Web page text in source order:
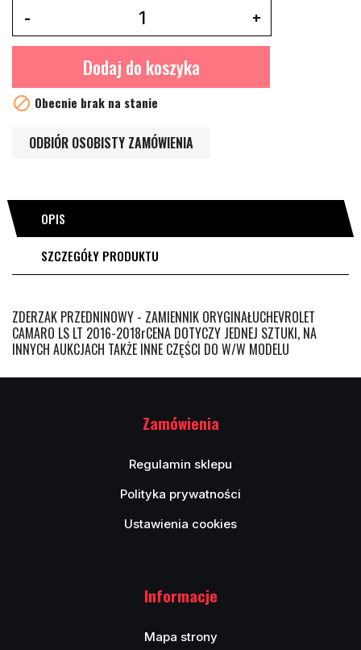
Dodaj do koszyka
 Obecnie brak na stanie
ODBIÓR OSOBISTY ZAMÓWIENIA
OPIS
SZCZEGÓŁY PRODUKTU
ZDERZAK PRZEDNINOWY - ZAMIENNIK ORYGINAŁUCHEVROLET
CAMARO LS LT 2016-2018rCENA DOTYCZY JEDNEJ SZTUKI, NA
INNYCH AUKCJACH TAKŻE INNE CZĘŚCI DO W/W MODELU
Zamówienia
Regulamin sklepu
Polityka prywatności
Ustawienia cookies
Informacje
Mapa strony